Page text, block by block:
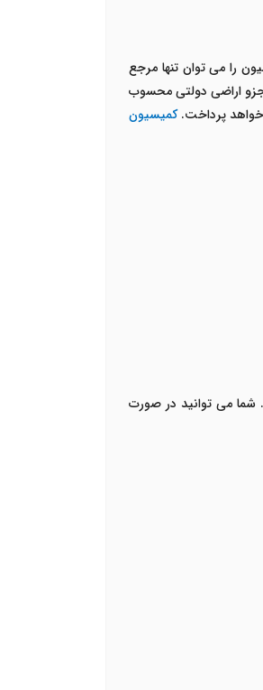
را می توان تنها مرجع
جزو اراضی دولتی محسوب
خواهد پرداخت.کمیسیون
می توانید در صورت